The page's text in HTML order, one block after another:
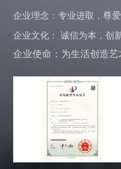
企业理念：专业进取，尊
企业文化： 诚信为本，创
企业使命：为生活创造艺